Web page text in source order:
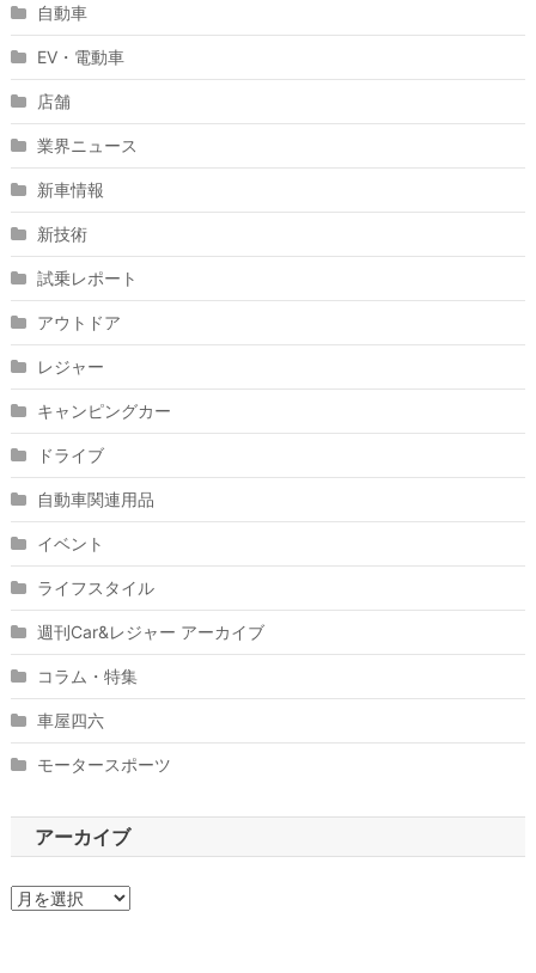
自動車
EV・電動車
店舗
業界ニュース
新車情報
新技術
試乗レポート
アウトドア
レジャー
キャンピングカー
ドライブ
自動車関連用品
イベント
ライフスタイル
週刊Car&レジャー アーカイブ
コラム・特集
車屋四六
モータースポーツ
アーカイブ
ア